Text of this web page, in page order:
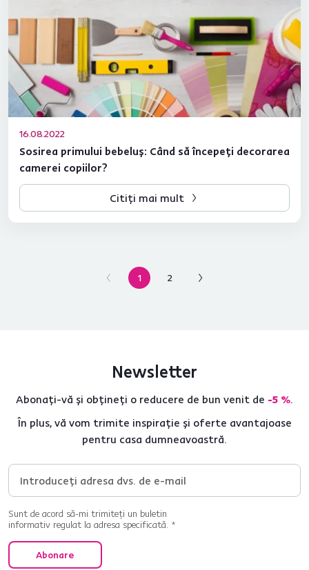
16.08.2022
Sosirea primului bebeluș: Când să începeți decorarea
camerei copiilor?
Citiți mai mult
Pagina
anterioară
1 2 Pagina
Newsletter
Abonați-vă și obțineți o reducere de bun venit de -5 %.
În plus, vă vom trimite inspirație și oferte avantajoase
pentru casa dumneavoastră.
Sunt de acord să-mi trimiteți un buletin
informativ regulat la adresa specificată. *
Abonare